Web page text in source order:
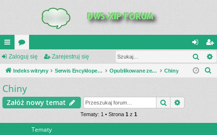
UI
C
K
_L
or
a
al
og
ar
ej
Zaloguj się Zarejestruj się
Indeks witryny Serwis Encyklopedia Uzbrojenia Opublikowane zestawienia Chiny
j
Chiny
Załóż nowy temat Szukaj
Tematy: 1 • Strona 1 z 1
Tematy